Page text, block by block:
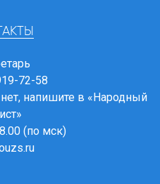
72-58
напишите в «Народный
(по мск)